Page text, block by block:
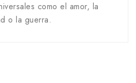
como el amor, la
o la guerra.